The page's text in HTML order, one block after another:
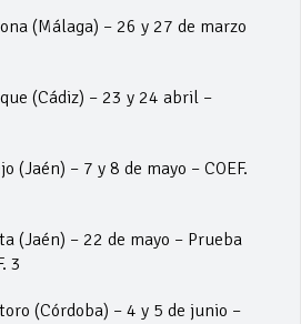
(Málaga) – 26 y 27 de marzo
(Cádiz) – 23 y 24 abril –
(Jaén) – 7 y 8 de mayo – COEF.
(Jaén) – 22 de mayo – Prueba
3
(Córdoba) – 4 y 5 de junio –